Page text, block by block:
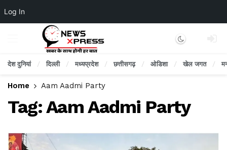
Log In
Dark mode
देश दुनियां दिल्ली मध्यप्रदेश छत्तीसगढ़ ओडिशा खेल जगत
Home Aam Aadmi Party
Tag:Aam Aadmi Party